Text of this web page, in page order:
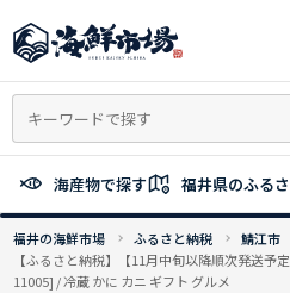
ン
ン
へ
ッ
海産物で探す 福井県のふる
福井の海鮮市場 ふるさと納税 鯖江市
【ふるさと納税】【11月中旬以降順次発送予
11005] / 冷蔵 かに カニ ギフト グルメ